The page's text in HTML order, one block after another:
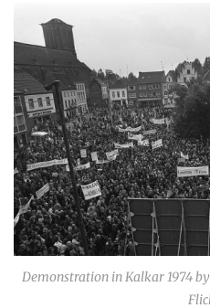
Demonstration in Kalkar 1974